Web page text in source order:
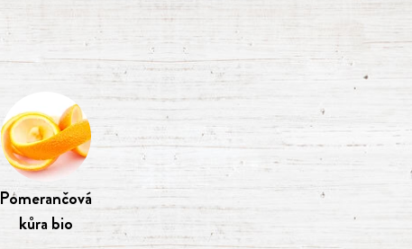
Pomerančová
kůra bio